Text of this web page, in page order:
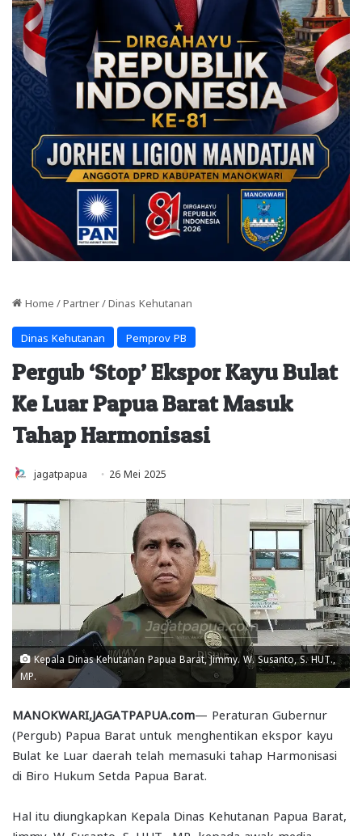
Home / Partner / Dinas Kehutanan
Dinas Kehutanan Pemprov PB
Pergub ‘Stop’ Ekspor Kayu Bulat
Ke Luar Papua Barat Masuk
Tahap Harmonisasi
jagatpapua 26 Mei 2025
Kepala Dinas Kehutanan Papua Barat, Jimmy. W. Susanto, S. HUT.,
MP.
MANOKWARI,JAGATPAPUA.com— Peraturan Gubernur
(Pergub) Papua Barat untuk menghentikan ekspor kayu
Bulat ke Luar daerah telah memasuki tahap Harmonisasi
di Biro Hukum Setda Papua Barat.
Hal itu diungkapkan Kepala Dinas Kehutanan Papua Barat,